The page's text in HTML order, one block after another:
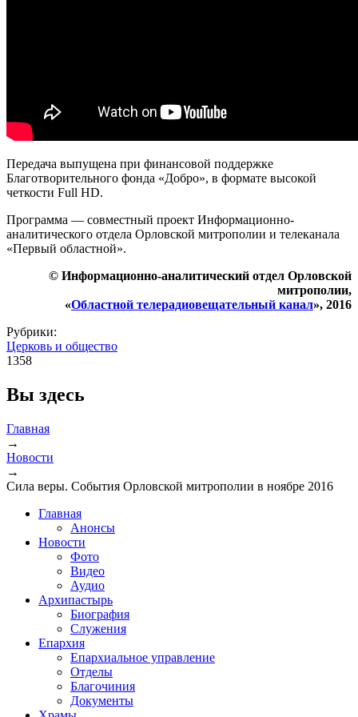
Передача выпущена при финансовой поддержке
Благотворительного фонда «Добро», в формате высокой
четкости Full HD.
Программа — совместный проект Информационно-
аналитического отдела Орловской митрополии и телеканала
«Первый областной».
© Информационно-аналитический отдел Орловской
митрополии,
«Областной телерадиовещательный канал», 2016
Рубрики:
Церковь и общество
1358
Вы здесь
Главная
→
Новости
→
Сила веры. События Орловской митрополии в ноябре 2016
Главная
Анонсы
Новости
Фото
Видео
Аудио
Архипастырь
Биография
Служения
Епархия
Епархиальное управление
Отделы
Благочиния
Документы